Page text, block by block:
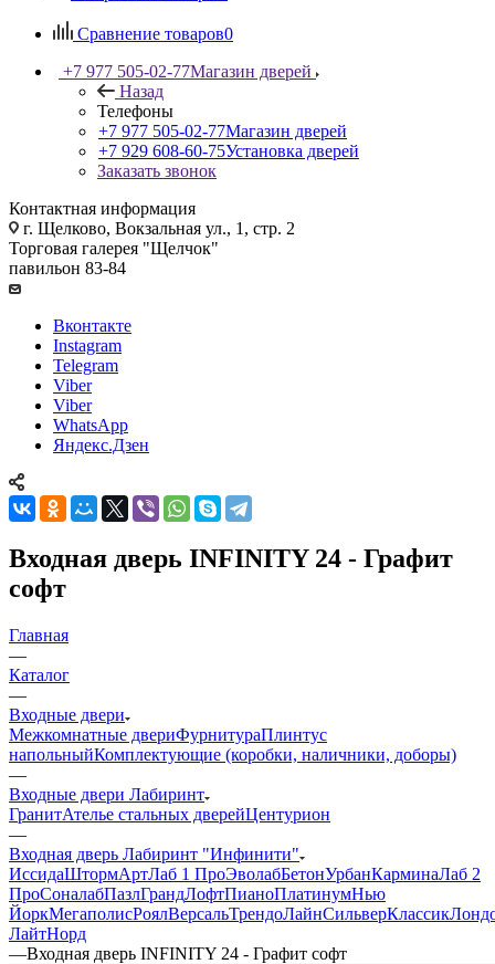
Сравнение товаров0
+7 977 505-02-77Магазин дверей
Назад
Телефоны
+7 977 505-02-77Магазин дверей
+7 929 608-60-75Установка дверей
Заказать звонок
Контактная информация
г. Щелково, Вокзальная ул., 1, стр. 2
Торговая галерея "Щелчок"
павильон 83-84
Вконтакте
Instagram
Telegram
Viber
Viber
WhatsApp
Яндекс.Дзен
Входная дверь INFINITY 24 - Графит
софт
Главная
—
Каталог
—
Входные двери
Межкомнатные двериФурнитураПлинтус
напольныйКомплектующие (коробки, наличники, доборы)
—
Входные двери Лабиринт
ГранитАтелье стальных дверейЦентурион
—
Входная дверь Лабиринт "Инфинити"
ИссидаШтормАртЛаб 1 ПроЭволабБетонУрбанКарминаЛаб 2
ПроСоналабПазлГрандЛофтПианоПлатинумНью
ЙоркМегаполисРоялВерсальТрендоЛайнСильверКлассик
ЛайтНорд
—Входная дверь INFINITY 24 - Графит софт